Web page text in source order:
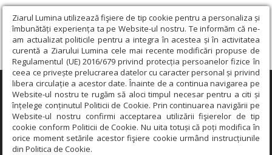
Ziarul Lumina utilizează fişiere de tip cookie pentru a personaliza și
îmbunătăți experiența ta pe Website-ul nostru. Te informăm că ne-
am actualizat politicile pentru a integra în acestea și în activitatea
curentă a Ziarului Lumina cele mai recente modificări propuse de
Regulamentul (UE) 2016/679 privind protecția persoanelor fizice în
ceea ce privește prelucrarea datelor cu caracter personal și privind
libera circulație a acestor date. Înainte de a continua navigarea pe
Website-ul nostru te rugăm să aloci timpul necesar pentru a citi și
înțelege conținutul Politicii de Cookie. Prin continuarea navigării pe
Website-ul nostru confirmi acceptarea utilizării fişierelor de tip
cookie conform Politicii de Cookie. Nu uita totuși că poți modifica în
orice moment setările acestor fişiere cookie urmând instrucțiunile
din Politica de Cookie.
×